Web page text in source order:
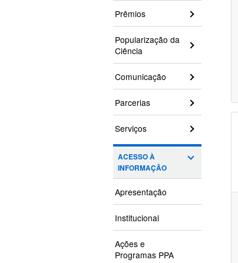
Prêmios
Popularização da
Ciência
Comunicação
Parcerias
Serviços
ACESSO À
INFORMAÇÃO
Apresentação
Institucional
Ações e
Programas PPA